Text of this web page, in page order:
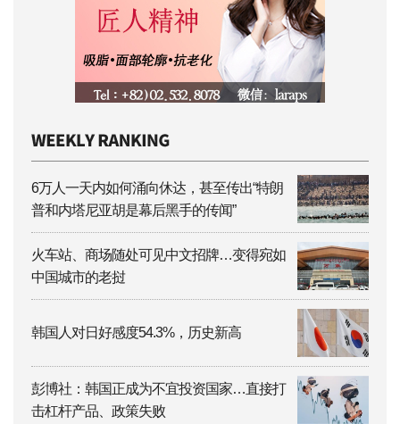
6万人一天内如何涌向休达，甚至传出“特朗
普和内塔尼亚胡是幕后黑手的传闻”
火车站、商场随处可见中文招牌…变得宛如
中国城市的老挝
韩国人对日好感度54.3%，历史新高
彭博社：韩国正成为不宜投资国家…直接打
击杠杆产品、政策失败